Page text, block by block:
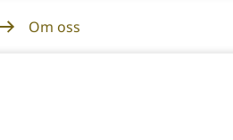
Om oss